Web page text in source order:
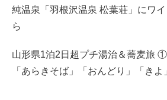
純温泉「羽根沢温泉 松葉荘」にワ
ら
山形県1泊2日超プチ湯治＆蕎麦旅
「あらきそば」「おんどり」「きよ